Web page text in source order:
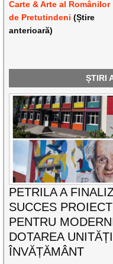
Carte & Arte al Românilor
de Pretutindeni (Știre
anterioară)
ȘTIRI
PETRILA A
SUCCES
PENTRU
DOTAREA
ÎNVĂȚĂMÂNT